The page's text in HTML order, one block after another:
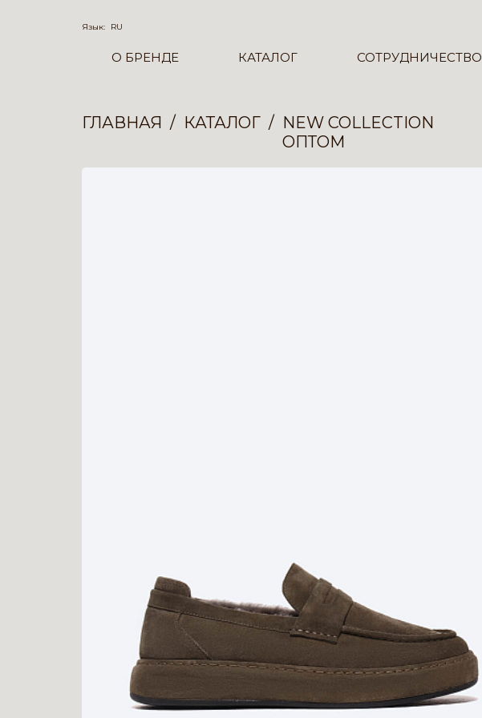
Язык: RU
О БРЕНДЕ КАТАЛОГ СОТРУДНИЧЕСТВО
ГЛАВНАЯ КАТАЛОГ
NEW COLLECTION
ОПТОМ